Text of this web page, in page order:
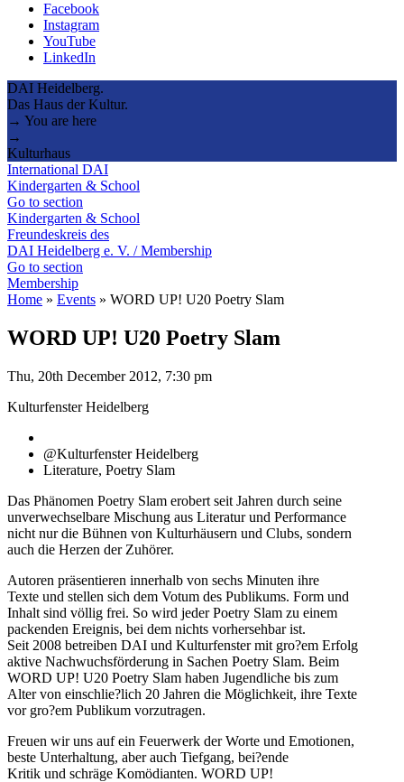
Facebook
Instagram
YouTube
LinkedIn
DAI Heidelberg.
Das Haus der Kultur.
→ You are here
→
Kulturhaus
International DAI
Kindergarten & School
Go to section
Kindergarten & School
Freundeskreis des
DAI Heidelberg e. V. / Membership
Go to section
Membership
Home » Events » WORD UP! U20 Poetry Slam
WORD UP! U20 Poetry Slam
Thu, 20th December 2012, 7:30 pm
Kulturfenster Heidelberg
@Kulturfenster Heidelberg
Literature, Poetry Slam
Das Phänomen Poetry Slam erobert seit Jahren durch seine
unverwechselbare Mischung aus Literatur und Performance
nicht nur die Bühnen von Kulturhäusern und Clubs, sondern
auch die Herzen der Zuhörer.
Autoren präsentieren innerhalb von sechs Minuten ihre
Texte und stellen sich dem Votum des Publikums. Form und
Inhalt sind völlig frei. So wird jeder Poetry Slam zu einem
packenden Ereignis, bei dem nichts vorhersehbar ist.
Seit 2008 betreiben DAI und Kulturfenster mit gro?em Erfolg
aktive Nachwuchsförderung in Sachen Poetry Slam. Beim
WORD UP! U20 Poetry Slam haben Jugendliche bis zum
Alter von einschlie?lich 20 Jahren die Möglichkeit, ihre Texte
vor gro?em Publikum vorzutragen.
Freuen wir uns auf ein Feuerwerk der Worte und Emotionen,
beste Unterhaltung, aber auch Tiefgang, bei?ende
Kritik und schräge Komödianten. WORD UP!